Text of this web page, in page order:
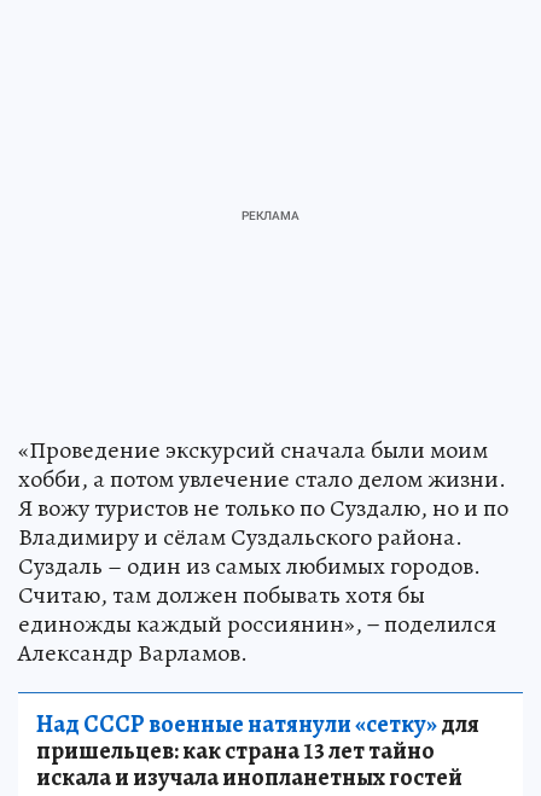
«Проведение экскурсий сначала были моим
хобби, а потом увлечение стало делом жизни.
Я вожу туристов не только по Суздалю, но и по
Владимиру и сёлам Суздальского района.
Суздаль – один из самых любимых городов.
Считаю, там должен побывать хотя бы
единожды каждый россиянин», − поделился
Александр Варламов.
Над СССР военные натянули «сетку»для
пришельцев: как страна 13 лет тайно
искала и изучала инопланетных гостей